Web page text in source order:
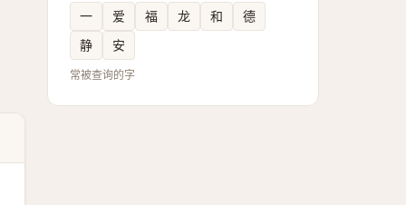
一 爱 福 龙 和
德
静
安
常被查询的字